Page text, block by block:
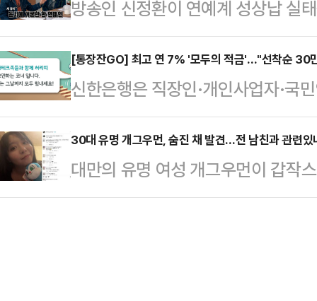
났던 당시, 정부는 국민 삶의 질 향
정을 제안했다.…
반 자기소개, 밸런스 게임 등 경선
도있는 토론이 이뤄지지 않았다는
운 건 토론회 이후 후보들의 태도였
에게 "키높이 구두를 왜 신느냐" 등
"지…
방송인 신정환이 연예계 성상납 실
‘논논논’에 출연해 “연예인들이 생
는 “아무리 인기가 있어도 (소속사)
회사도 커질 수 있고 너도 커질 수
야기하면 식사 한번 안 하겠느냐”
강병규는 “내가 (과거) 광고 대행사
서 자기가 좋아하는 연예인 소개를
[통장잔GO] 최고 연 7% '모두의 적금'…"선착순 30
신한은행은 직장인·개인사업자·국
을 위한 고금리 신상품 '모두의 적
'가맹점 카드대금', '국민연금'을 수
품이다. 30만좌 한도로 출시하며,
은 자금 계획에 따라 6개월 또는
30대 유명 개그우먼, 숨진 채 발견…전 남친과 관련있
대만의 유명 여성 개그우먼이 갑작
관련된 것 아니냐는 추측이 일고